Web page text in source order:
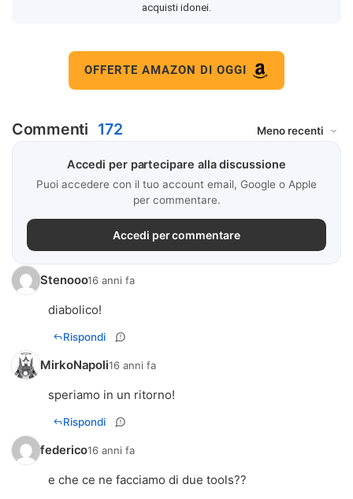
acquisti idonei.
OFFERTE AMAZON DI OGGI
Commenti 172
Accedi per partecipare alla discussione
Puoi accedere con il tuo account email, Google o Apple
per commentare.
Accedi per commentare
Stenooo16 anni fa
diabolico!
Rispondi
MirkoNapoli16 anni fa
speriamo in un ritorno!
Rispondi
federico16 anni fa
e che ce ne facciamo di due tools??